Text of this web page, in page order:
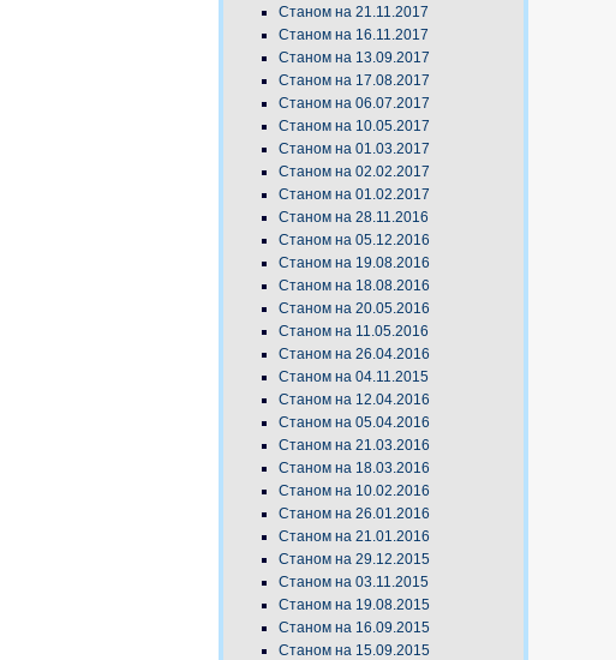
Станом на 21.11.2017
Станом на 16.11.2017
Станом на 13.09.2017
Станом на 17.08.2017
Станом на 06.07.2017
Станом на 10.05.2017
Станом на 01.03.2017
Станом на 02.02.2017
Станом на 01.02.2017
Станом на 28.11.2016
Станом на 05.12.2016
Станом на 19.08.2016
Станом на 18.08.2016
Станом на 20.05.2016
Станом на 11.05.2016
Станом на 26.04.2016
Станом на 04.11.2015
Станом на 12.04.2016
Станом на 05.04.2016
Станом на 21.03.2016
Станом на 18.03.2016
Станом на 10.02.2016
Станом на 26.01.2016
Станом на 21.01.2016
Станом на 29.12.2015
Станом на 03.11.2015
Станом на 19.08.2015
Станом на 16.09.2015
Станом на 15.09.2015